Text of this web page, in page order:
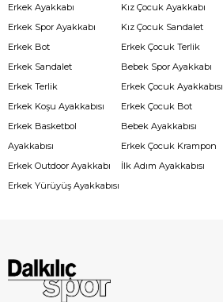
Erkek Ayakkabı
Erkek Spor Ayakkabı
Erkek Bot
Erkek Sandalet
Erkek Terlik
Erkek Koşu Ayakkabısı
Erkek Basketbol
Ayakkabısı
Erkek Outdoor Ayakkabı
Erkek Yürüyüş Ayakkabısı
Kız Çocuk Ayakkabı
Kız Çocuk Sandalet
Erkek Çocuk Terlik
Bebek Spor Ayakkabı
Erkek Çocuk Ayakkabısı
Erkek Çocuk Bot
Bebek Ayakkabısı
Erkek Çocuk Krampon
İlk Adım Ayakkabısı